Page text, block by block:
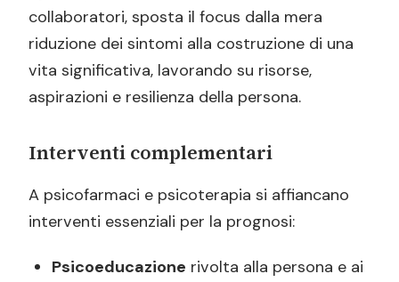
collaboratori, sposta il focus dalla mera
riduzione dei sintomi alla costruzione di una
vita significativa, lavorando su risorse,
aspirazioni e resilienza della persona.
Interventi complementari
A psicofarmaci e psicoterapia si affiancano
interventi essenziali per la prognosi:
Psicoeducazione rivolta alla persona e ai